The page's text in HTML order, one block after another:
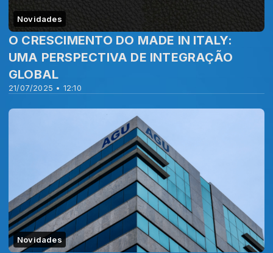
Novidades
21/07/2025 • 12:10
O CRESCIMENTO DO MADE IN ITALY:
UMA PERSPECTIVA DE INTEGRAÇÃO
GLOBAL
Novidades